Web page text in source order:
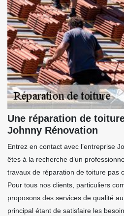
Une réparation de
Johnny Rénovation
Entrez en contact avec l’entreprise
êtes à la recherche d’un
travaux de réparation de toiture pas
Pour tous nos clients, particuliers
proposons des services de qualité
principal étant de satisfaire les